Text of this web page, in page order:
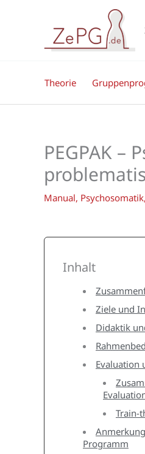
Theorie
PEGPAK –
Manual, Psychosomatik,
Inhalt
Ziele und
Didaktik
Evaluation
Train-
Programm